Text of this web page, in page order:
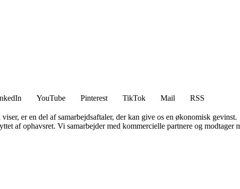
YouTube Pinterest TikTok Mail
RSS
er en del af samarbejdsaftaler, der kan give os en økonomisk gevinst.
af ophavsret. Vi samarbejder med kommercielle partnere og